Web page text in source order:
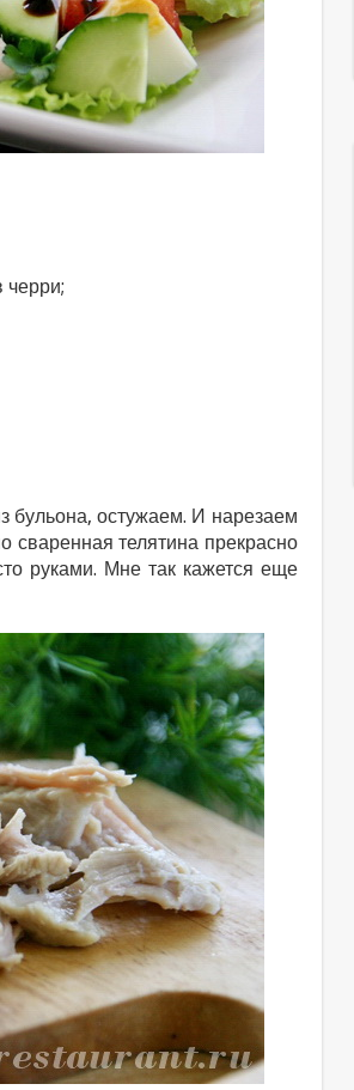
черри;
бульона, остужаем. И нарезаем
сваренная телятина прекрасно
руками. Мне так кажется еще